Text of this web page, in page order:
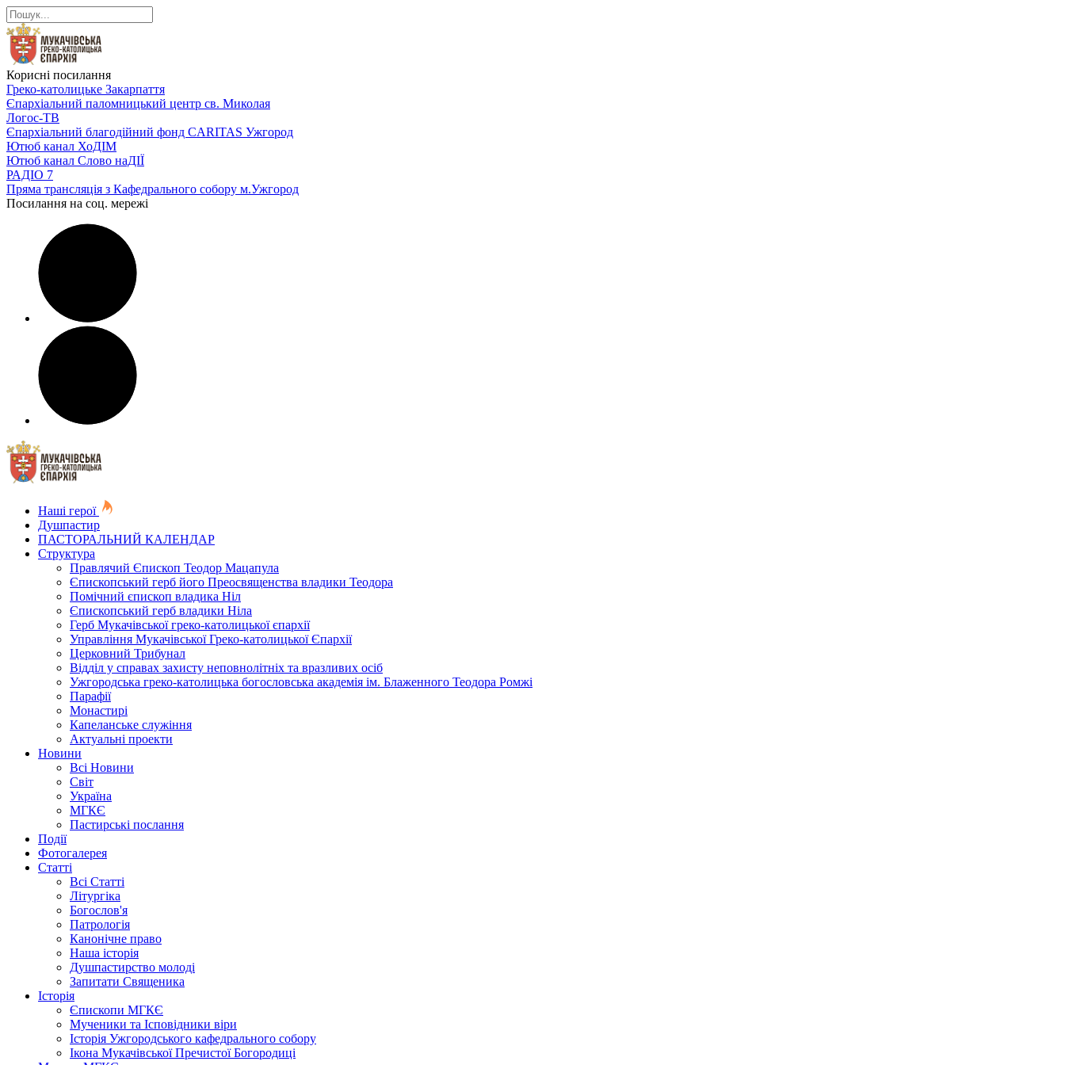
Корисні посилання
Греко-католицьке Закарпаття
Єпархіальний паломницький центр св. Миколая
Логос-ТВ
Єпархіальний благодійний фонд CARITAS Ужгород
Ютюб канал ХоДІМ
Ютюб канал Слово наДІЇ
РАДІО 7
Пряма трансляція з Кафедрального собору м.Ужгород
Посилання на соц. мережі
Наші герої
Душпастир
ПАСТОРАЛЬНИЙ КАЛЕНДАР
Структура
Правлячий Єпископ Теодор Мацапула
Єпископський герб його Преосвященства владики Теодора
Помічний єпископ владика Ніл
Єпископський герб владики Ніла
Герб Мукачівської греко-католицької єпархії
Управління Мукачівської Греко-католицької Єпархії
Церковний Трибунал
Відділ у справах захисту неповнолітніх та вразливих осіб
Ужгородська греко-католицька богословська академія ім. Блаженного Теодора Ромжі
Парафії
Монастирі
Капеланське служіння
Актуальні проекти
Новини
Всі Новини
Світ
Україна
МГКЄ
Пастирські послання
Події
Фотогалерея
Статті
Всі Статті
Літургіка
Богослов'я
Патрологія
Канонічне право
Наша історія
Душпастирство молоді
Запитати Священика
Історія
Єпископи МГКЄ
Мученики та Ісповідники віри
Історія Ужгородського кафедрального собору
Ікона Мукачівської Пречистої Богородиці